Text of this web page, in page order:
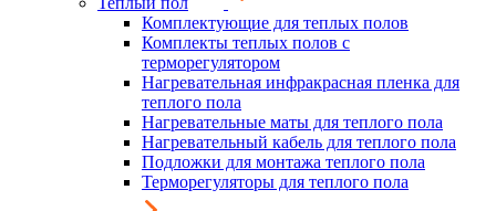
Комплектующие для теплых полов
Комплекты теплых полов с
терморегулятором
Нагревательная инфракрасная пленка для
теплого пола
Нагревательные маты для теплого пола
Нагревательный кабель для теплого пола
Подложки для монтажа теплого пола
Терморегуляторы для теплого пола